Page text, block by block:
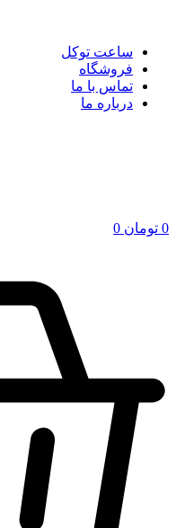
ساعت توکل
فروشگاه
تماس با ما
درباره ما
0 تومان 0